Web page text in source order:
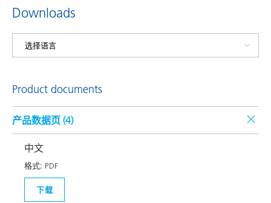
Downloads
Product documents
产品数据页 (4)
中文
格式: PDF
下载